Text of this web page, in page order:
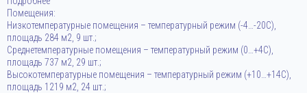
Помещения:
Низкотемпературные помещения – температурный режим (-4…-20С),
площадь 284 м2, 9 шт.;
Среднетемпературные помещения – температурный режим (0…+4С),
площадь 737 м2, 29 шт.;
Высокотемпературные помещения – температурный режим (+10…+14С),
площадь 1219 м2, 24 шт.;